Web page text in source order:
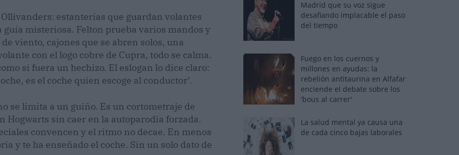
estanterías que guardan volantes
misteriosa. Felton prueba varios mandos y
viento, cajones que se abren solos, una
con el logo cobre de Cupra, todo se calma.
si fuera un hechizo. El eslogan lo dice claro:
es el coche quien escoge al conductor’.
se limita a un guiño. Es un cortometraje de
Hogwarts sin caer en la autoparodia forzada.
convencen y el ritmo no decae. En menos
y te ha enseñado el coche. Sin un solo dato de
Madrid que su voz sigue
desafiando implacable el paso
del tiempo
Fuego en los cuernos y
millones en ayudas: la
rebelión antitaurina en Alfafar
enciende el debate sobre los
'bous al carrer'
La salud mental ya causa una
de cada cinco bajas laborales